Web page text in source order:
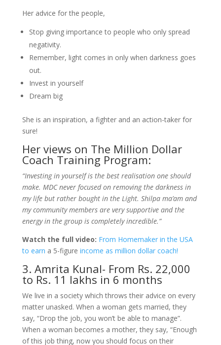
Her advice for the people,
Stop giving importance to people who only spread
negativity.
Remember, light comes in only when darkness goes
out.
Invest in yourself
Dream big
She is an inspiration, a fighter and an action-taker for
sure!
Her views on The Million Dollar
Coach Training Program:
“Investing in yourself is the best realisation one should
make. MDC never focused on removing the darkness in
my life but rather bought in the Light. Shilpa ma’am and
my community members are very supportive and the
energy in the group is completely incredible.”
Watch the full video: From Homemaker in the USA
to earn a 5-figure income as million dollar coach!
3. Amrita Kunal- From Rs. 22,000
to Rs. 11 lakhs in 6 months
We live in a society which throws their advice on every
matter unasked. When a woman gets married, they
say, “Drop the job, you won’t be able to manage”.
When a woman becomes a mother, they say, “Enough
of this job thing, now you should focus on their